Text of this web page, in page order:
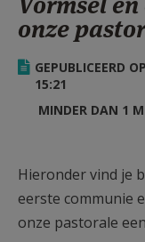
onze
GEPUBLICEERD
15:21
MINDER DAN 1
Hieronder vind je
eerste communie
onze pastorale